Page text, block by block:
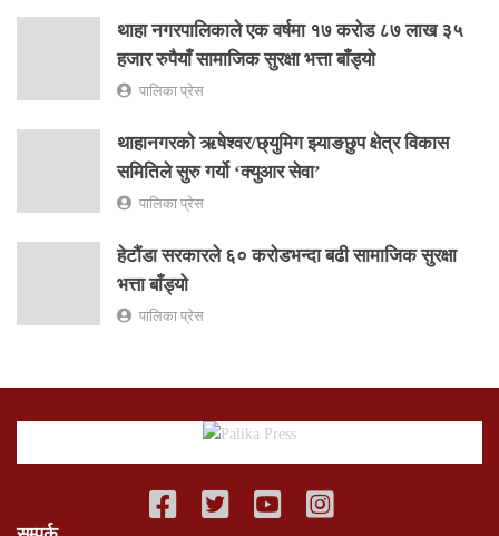
थाहा नगरपालिकाले एक वर्षमा १७ करोड ८७ लाख ३५
हजार रुपैयाँ सामाजिक सुरक्षा भत्ता बाँड्यो
पालिका प्रेस
थाहानगरकाे ऋषेश्वर/छ्युमिग झ्याङछुप क्षेत्र विकास
समितिले सुरु गर्यो ‘क्युआर सेवा’
पालिका प्रेस
हेटौंडा सरकारले ६० करोडभन्दा बढी सामाजिक सुरक्षा
भत्ता बाँड्यो
पालिका प्रेस